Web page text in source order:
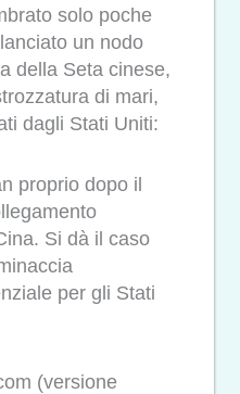
solo poche
un nodo
della Seta cinese,
di mari,
dagli Stati Uniti:
proprio dopo il
Si dà il caso
per gli Stati
(versione